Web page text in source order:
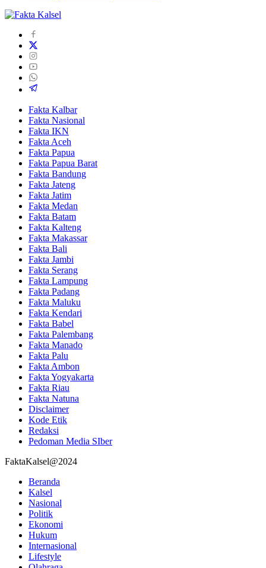
Fakta Kalbar
Fakta Nasional
Fakta IKN
Fakta Aceh
Fakta Papua
Fakta Papua Barat
Fakta Bandung
Fakta Jateng
Fakta Jatim
Fakta Medan
Fakta Batam
Fakta Kalteng
Fakta Makassar
Fakta Bali
Fakta Jambi
Fakta Serang
Fakta Lampung
Fakta Padang
Fakta Maluku
Fakta Kendari
Fakta Babel
Fakta Palembang
Fakta Manado
Fakta Palu
Fakta Ambon
Fakta Yogyakarta
Fakta Riau
Fakta Natuna
Disclaimer
Kode Etik
Redaksi
Pedoman Media SIber
FaktaKalsel@2024
Beranda
Kalsel
Nasional
Politik
Ekonomi
Hukum
Internasional
Lifestyle